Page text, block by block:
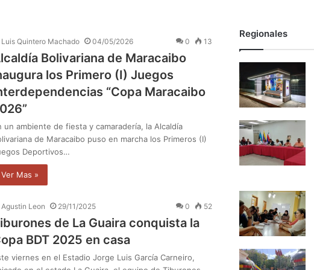
Luis Quintero Machado 04/05/2026 0 13
Bolivariana de Maracaibo
los Primero (I) Juegos
“Copa Maracaibo
un ambiente de fiesta y camaradería, la Alcaldía
de Maracaibo puso en marcha los Primeros (I)
Deportivos…
Ver Mas »
Agustin Leon 29/11/2025 0 52
de La Guaira conquista la
BDT 2025 en casa
viernes en el Estadio Jorge Luis García Carneiro,
Regionales